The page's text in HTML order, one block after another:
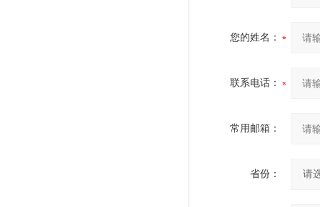
您的姓名：
联系电话：
常用邮箱：
省份：